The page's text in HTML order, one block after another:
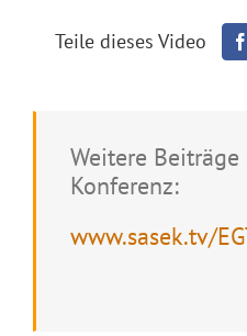
Teile dieses Video
Weitere
Konferenz:
www.sasek.tv/